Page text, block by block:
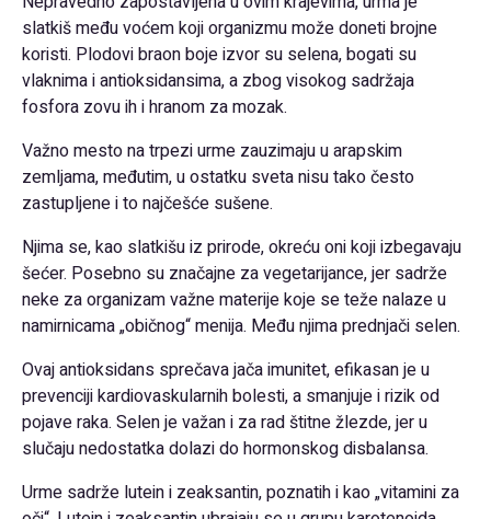
slatkiš među voćem koji organizmu može doneti brojne
koristi. Plodovi braon boje izvor su selena, bogati su
vlaknima i antioksidansima, a zbog visokog sadržaja
fosfora zovu ih i hranom za mozak.
Važno mesto na trpezi urme zauzimaju u arapskim
zemljama, međutim, u ostatku sveta nisu tako često
zastupljene i to najčešće sušene.
Njima se, kao slatkišu iz prirode, okreću oni koji izbegavaju
šećer. Posebno su značajne za vegetarijance, jer sadrže
neke za organizam važne materije koje se teže nalaze u
namirnicama „običnog“ menija. Među njima prednjači selen.
Ovaj antioksidans sprečava jača imunitet, efikasan je u
prevenciji kardiovaskularnih bolesti, a smanjuje i rizik od
pojave raka. Selen je važan i za rad štitne žlezde, jer u
slučaju nedostatka dolazi do hormonskog disbalansa.
Urme sadrže lutein i zeaksantin, poznatih i kao „vitamini za